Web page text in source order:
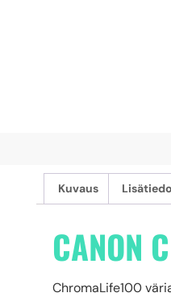
Kuvaus
CANON
ChromaLife100